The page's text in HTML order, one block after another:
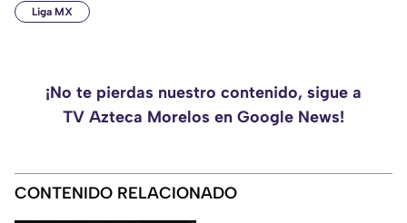
Liga MX
¡No te pierdas nuestro contenido, sigue a
TV Azteca Morelos en Google News!
CONTENIDO RELACIONADO